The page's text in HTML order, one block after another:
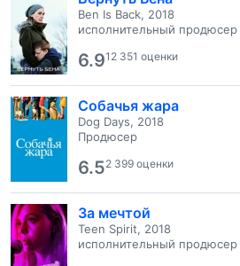
Ben Is Back, 2018
исполнительный продюсер
6.912 351 оценки
Собачья жара
Dog Days, 2018
Продюсер
6.52 399 оценки
За мечтой
Teen Spirit, 2018
исполнительный продюсер